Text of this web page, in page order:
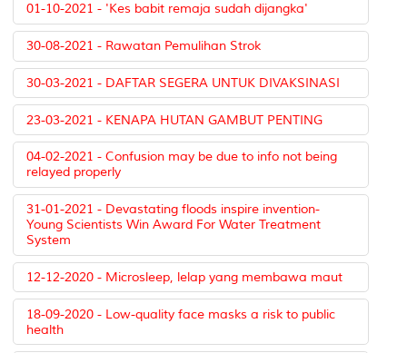
01-10-2021 - 'Kes babit remaja sudah dijangka'
30-08-2021 - Rawatan Pemulihan Strok
30-03-2021 - DAFTAR SEGERA UNTUK DIVAKSINASI
23-03-2021 - KENAPA HUTAN GAMBUT PENTING
04-02-2021 - Confusion may be due to info not being
relayed properly
31-01-2021 - Devastating floods inspire invention-
Young Scientists Win Award For Water Treatment
System
12-12-2020 - Microsleep, lelap yang membawa maut
18-09-2020 - Low-quality face masks a risk to public
health